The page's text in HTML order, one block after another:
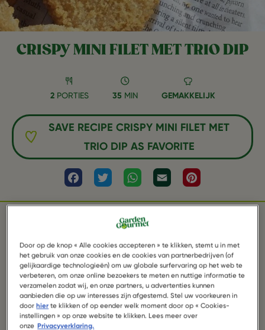
CRISPY MINI FILET MET TRIO DIP
2 PORTIES 35 MIN GEMAKKELIJK
SAVE RECIPE CRISPY MINI FILET MET
TRIO DIP AS FAVORITE
FacebookTwitter WhatsAppEmail
INGREDIËNTEN
3 pakken Garden Gourmet Sensational Crispy
Filet
Door op de knop « Alle cookies accepteren » te klikken, stemt u in met
het gebruik van onze cookies en de cookies van partnerbedrijven (of
gelijkaardige technologieën) om uw globale surfervaring op het web te
verbeteren, om onze online bezoekers te meten en nuttige informatie te
verzamelen zodat wij, en onze partners, u advertenties kunnen
aanbieden die op uw interesses zijn afgestemd. Stel uw voorkeuren in
doorhier te klikken of op eender welk moment door op « Cookies-
instellingen » op onze website te klikken. Lees meer over
onze Privacyverklaring.